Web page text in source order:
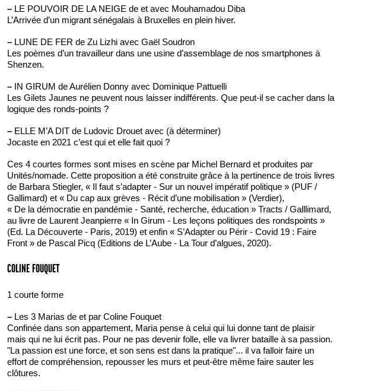
– LE POUVOIR DE LA NEIGE de et avec Mouhamadou Diba
L’Arrivée d’un migrant sénégalais à Bruxelles en plein hiver.
– LUNE DE FER de Zu Lizhi avec Gaël Soudron
Les poèmes d’un travailleur dans une usine d’assemblage de nos smartphones à
Shenzen.
– IN GIRUM de Aurélien Donny avec Dominique Pattuelli
Les Gilets Jaunes ne peuvent nous laisser indifférents. Que peut-il se cacher dans la
logique des ronds-points ?
– ELLE M’A DIT de Ludovic Drouet avec (à déterminer)
Jocaste en 2021 c’est qui et elle fait quoi ?
Ces 4 courtes formes sont mises en scène par Michel Bernard et produites par
Unités/nomade. Cette proposition a été construite grâce à la pertinence de trois livres
de Barbara Stiegler, « Il faut s’adapter - Sur un nouvel impératif politique » (PUF /
Gallimard) et « Du cap aux grèves - Récit d’une mobilisation » (Verdier),
« De la démocratie en pandémie - Santé, recherche, éducation » Tracts / Galllimard,
au livre de Laurent Jeanpierre « In Girum - Les leçons politiques des rondspoints »
(Ed. La Découverte - Paris, 2019) et enfin « S’Adapter ou Périr - Covid 19 : Faire
Front » de Pascal Picq (Editions de L’Aube - La Tour d’algues, 2020).
COLINE FOUQUET
1 courte forme
– Les 3 Marias de et par Coline Fouquet
Confinée dans son appartement, Maria pense à celui qui lui donne tant de plaisir
mais qui ne lui écrit pas. Pour ne pas devenir folle, elle va livrer bataille à sa passion.
"La passion est une force, et son sens est dans la pratique"... il va falloir faire un
effort de compréhension, repousser les murs et peut-être même faire sauter les
clôtures.